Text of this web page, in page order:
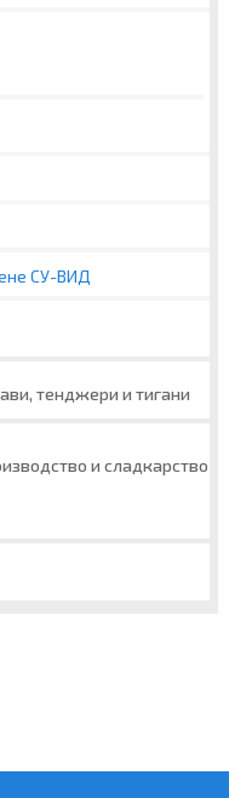
СУ-ВИД
тенджери и тигани
и сладкарство